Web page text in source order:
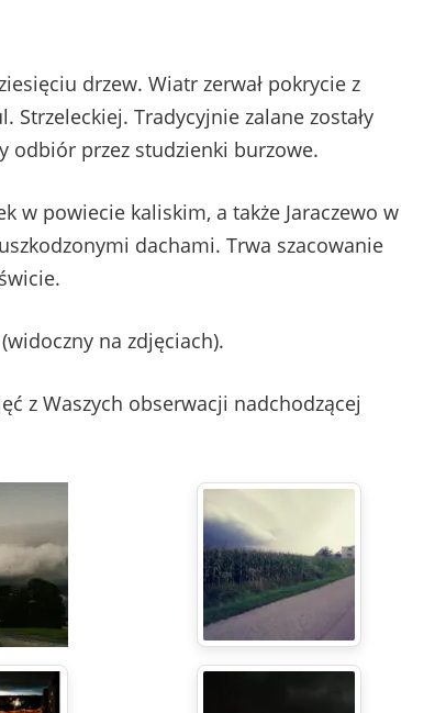
drzew. Wiatr zerwał pokrycie z
Tradycyjnie zalane zostały
odbiór przez studzienki burzowe.
w powiecie kaliskim, a także Jaraczewo w
dachami. Trwa szacowanie
na zdjęciach).
z Waszych obserwacji nadchodzącej